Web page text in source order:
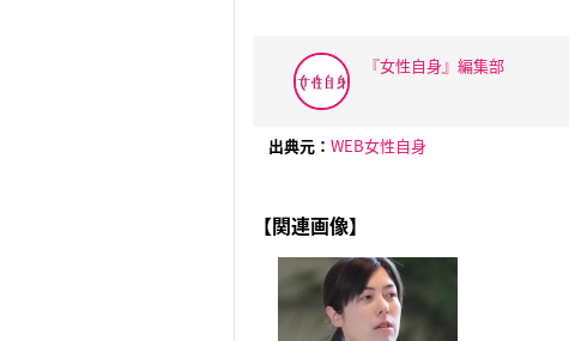
『女性自身』編集部
出典元： WEB女性自身
【関連画像】